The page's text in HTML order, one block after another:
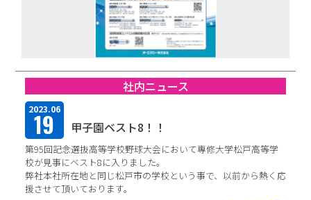
取扱メーカー一覧
会社を知る
人と仕事を知る
社風を知る
制度を知る
社内ニュース
2023.06
19 甲子園ベスト8！！
第95回記念選抜高等学校野球大会において専修大学松戸高等学
校が見事にベスト8に入りました。
弊社本社所在地と同じ松戸市の学校という事で、以前から熱く応
援させて頂いております。